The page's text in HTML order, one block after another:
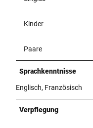
Kinder
Paare
Sprachkenntnisse
Englisch, Französisch
Verpflegung